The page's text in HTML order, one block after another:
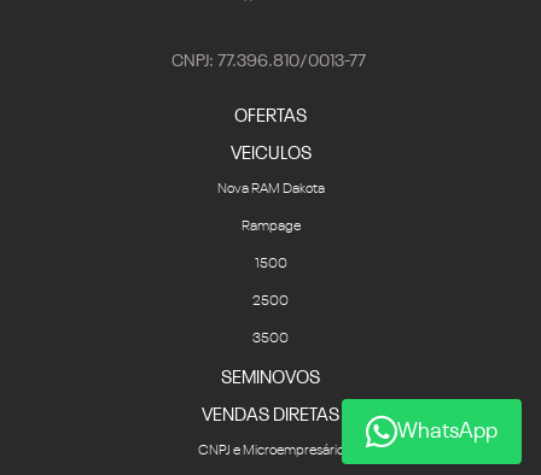
CNPJ: 77.396.810/0013-77
OFERTAS
VEICULOS
Nova RAM Dakota
Rampage
1500
2500
3500
SEMINOVOS
VENDAS DIRETAS
CNPJ e Microempresário
WhatsApp